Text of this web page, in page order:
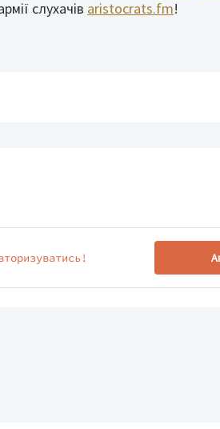
слухачів aristocrats.fm!